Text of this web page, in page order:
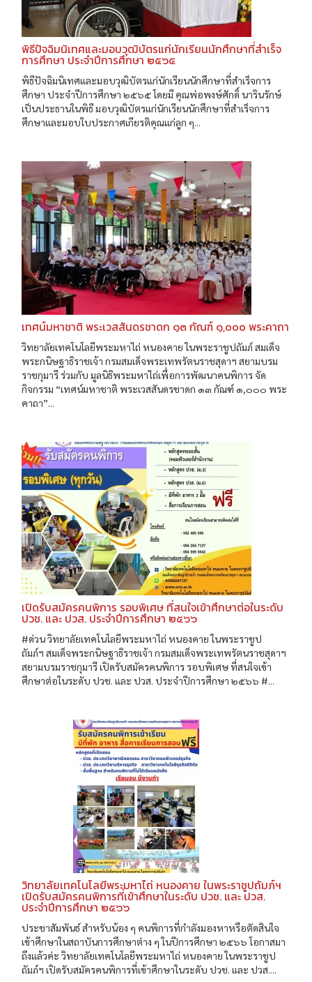
พิธีปัจฉิมนิเทศและมอบวุฒิบัตรแก่นักเรียนนักศึกษาที่สำเร็จ
การศึกษา ประจำปีการศึกษา ๒๕๖๕
พิธีปัจฉิมนิเทศและมอบวุฒิบัตรแก่นักเรียนนักศึกษาที่สำเร็จการ
ศึกษา ประจำปีการศึกษา ๒๕๖๕ โดยมี คุณพ่อพงษ์ศักดิ์ นารินรักษ์
เป็นประธานในพิธี มอบวุฒิบัตรแก่นักเรียนนักศึกษาที่สำเร็จการ
ศึกษาและมอบใบประกาศเกียรติคุณแก่ลูก ๆ...
เทศน์มหาชาติ พระเวสสันดรชาดก ๑๓ กัณฑ์ ๑,๐๐๐ พระคาถา
วิทยาลัยเทคโนโลยีพระมหาไถ่ หนองคาย ในพระราชูปถัมภ์ สมเด็จ
พระกนิษฐาธิราชเจ้า กรมสมเด็จพระเทพรัตนราชสุดาฯ สยามบรม
ราชกุมารี ร่วมกับ มูลนิธิพระมหาไถ่เพื่อการพัฒนาคนพิการ จัด
กิจกรรม “เทศน์มหาชาติ พระเวสสันดรชาดก ๑๓ กัณฑ์ ๑,๐๐๐ พระ
คาถา”...
เปิดรับสมัครคนพิการ รอบพิเศษ ที่สนใจเข้าศึกษาต่อในระดับ
ปวช. และ ปวส. ประจำปีการศึกษา ๒๕๖๖
#ด่วน วิทยาลัยเทคโนโลยีพระมหาไถ่ หนองคาย ในพระราชูป
ถัมภ์ฯ สมเด็จพระกนิษฐาธิราชเจ้า กรมสมเด็จพระเทพรัตนราชสุดาฯ
สยามบรมราชกุมารี เปิดรับสมัครคนพิการ รอบพิเศษ ที่สนใจเข้า
ศึกษาต่อในระดับ ปวช. และ ปวส. ประจำปีการศึกษา ๒๕๖๖ #...
วิทยาลัยเทคโนโลยีพระมหาไถ่ หนองคาย ในพระราชูปถัมภ์ฯ
เปิดรับสมัครคนพิการที่เข้าศึกษาในระดับ ปวช. และ ปวส.
ประจำปีการศึกษา ๒๕๖๖
ประชาสัมพันธ์ สำหรับน้อง ๆ คนพิการที่กำลังมองหาหรือตัดสินใจ
เข้าศึกษาในสถาบันการศึกษาต่าง ๆ ในปีการศึกษา ๒๕๖๖ โอกาสมา
ถึงแล้วค่ะ วิทยาลัยเทคโนโลยีพระมหาไถ่ หนองคาย ในพระราชูป
ถัมภ์ฯ เปิดรับสมัครคนพิการที่เข้าศึกษาในระดับ ปวช. และ ปวส....